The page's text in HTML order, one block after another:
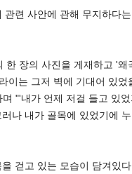
련 사안에 관해 무지하다
장의 사진을 게재하고 '왜
이는 그저 벽에 기대어 있
"'내가 언제 저걸 들고 있
나 내가 골목에 있었기에
걷고 있는 모습이 담겨있